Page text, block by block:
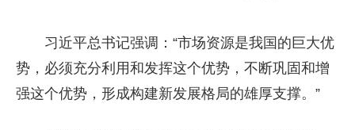
习近平总书记强调：“市场资源是我国的巨大优
势，必须充分利用和发挥这个优势，不断巩固和增
强这个优势，形成构建新发展格局的雄厚支撑。”